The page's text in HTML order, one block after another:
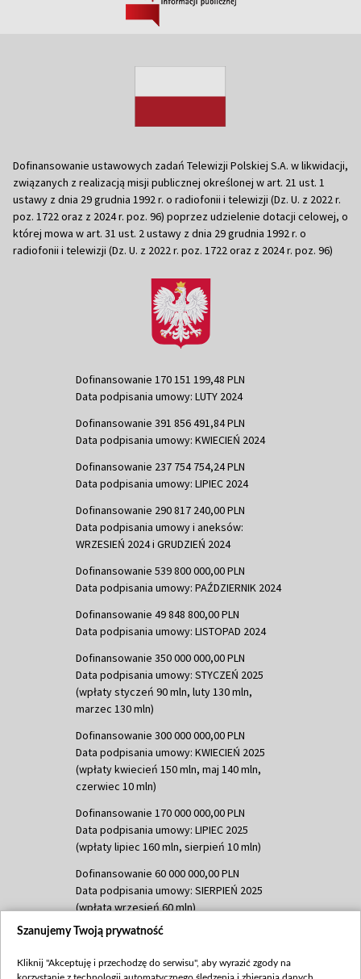
Dofinansowanie ustawowych zadań Telewizji Polskiej S.A. w likwidacji,
związanych z realizacją misji publicznej określonej w art. 21 ust. 1
ustawy z dnia 29 grudnia 1992 r. o radiofonii i telewizji (Dz. U. z 2022 r.
poz. 1722 oraz z 2024 r. poz. 96) poprzez udzielenie dotacji celowej, o
której mowa w art. 31 ust. 2 ustawy z dnia 29 grudnia 1992 r. o
radiofonii i telewizji (Dz. U. z 2022 r. poz. 1722 oraz z 2024 r. poz. 96)
Dofinansowanie 170 151 199,48 PLN
Data podpisania umowy: LUTY 2024
Dofinansowanie 391 856 491,84 PLN
Data podpisania umowy: KWIECIEŃ 2024
Dofinansowanie 237 754 754,24 PLN
Data podpisania umowy: LIPIEC 2024
Dofinansowanie 290 817 240,00 PLN
Data podpisania umowy i aneksów:
WRZESIEŃ 2024 i GRUDZIEŃ 2024
Dofinansowanie 539 800 000,00 PLN
Data podpisania umowy: PAŹDZIERNIK 2024
Dofinansowanie 49 848 800,00 PLN
Data podpisania umowy: LISTOPAD 2024
Dofinansowanie 350 000 000,00 PLN
Data podpisania umowy: STYCZEŃ 2025
(wpłaty styczeń 90 mln, luty 130 mln,
marzec 130 mln)
Dofinansowanie 300 000 000,00 PLN
Data podpisania umowy: KWIECIEŃ 2025
(wpłaty kwiecień 150 mln, maj 140 mln,
czerwiec 10 mln)
Dofinansowanie 170 000 000,00 PLN
Data podpisania umowy: LIPIEC 2025
(wpłaty lipiec 160 mln, sierpień 10 mln)
Dofinansowanie 60 000 000,00 PLN
Data podpisania umowy: SIERPIEŃ 2025
(wpłata wrzesień 60 mln)
Dofinansowanie 635 783 051,21 PLN
(wpłata wrzesień 100 mln, październik 350
Szanujemy Twoją prywatność
Kliknij "Akceptuję i przechodzę do serwisu", aby wyrazić zgody na